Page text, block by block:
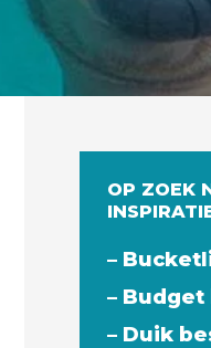
OP ZOEK
–
–
– Duik